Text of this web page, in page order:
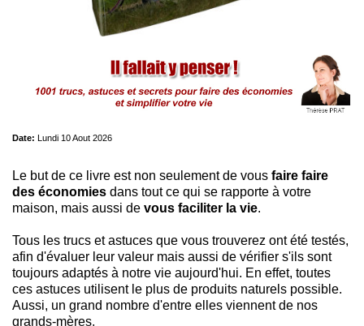
Date: Lundi 10 Aout 2026
Le but de ce livre est non seulement de vous faire faire
des économies dans tout ce qui se rapporte à votre
maison, mais aussi de vous faciliter la vie.
Tous les trucs et astuces que vous trouverez ont été testés,
afin d'évaluer leur valeur mais aussi de vérifier s'ils sont
toujours adaptés à notre vie aujourd'hui. En effet, toutes
ces astuces utilisent le plus de produits naturels possible.
Aussi, un grand nombre d'entre elles viennent de nos
grands-mères.